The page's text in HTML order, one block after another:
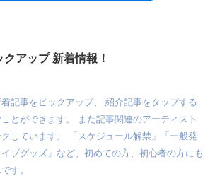
アップ 新着情報！
記事をピックアップ、 紹介記事をタップする
とができます。 また記事関連のアーティスト
しています。 「スケジュール解禁」「一般発
ブグッズ」など、初めての方、初心者の方にも
す。